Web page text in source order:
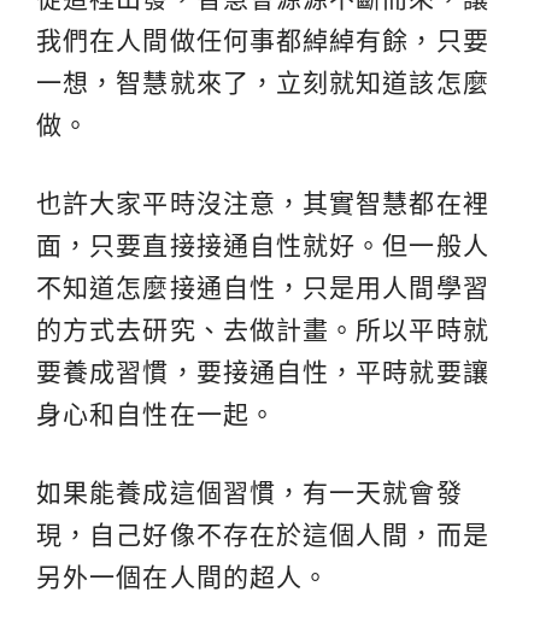
我們在人間做任何事都綽綽有餘，只要
一想，智慧就來了，立刻就知道該怎麼
做。
也許大家平時沒注意，其實智慧都在裡
面，只要直接接通自性就好。但一般人
不知道怎麼接通自性，只是用人間學習
的方式去研究、去做計畫。所以平時就
要養成習慣，要接通自性，平時就要讓
身心和自性在一起。
如果能養成這個習慣，有一天就會發
現，自己好像不存在於這個人間，而是
另外一個在人間的超人。